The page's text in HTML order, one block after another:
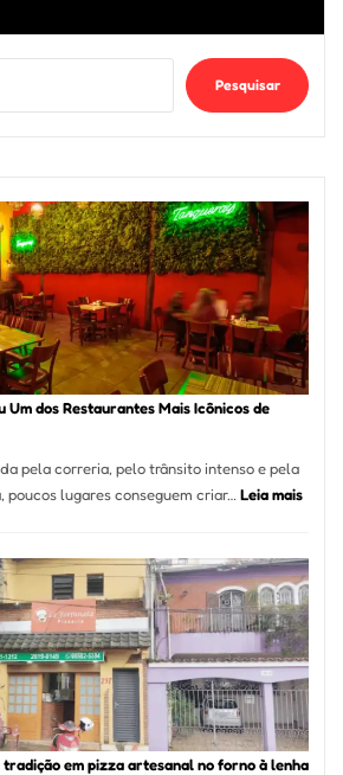
Pesquisar
Um dos Restaurantes Mais Icônicos de
pela correria, pelo trânsito intenso e pela
poucos lugares conseguem criar… Leia mais:
Se
Um
dos
Mais
em pizza artesanal no forno à lenha